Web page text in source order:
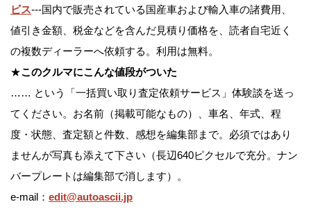
ビス---国内で販売されている国産車および輸入車の諸費用、
値引き金額、税金などを含んだ見積り価格を、読者自宅近く
の複数ディーラーへ依頼する。利用は無料。
★このクルマにこんな値段がついた
…… という「一括買い取り査定依頼サービス」体験談を送っ
てください。お名前（掲載可能なもの）、車名、年式、程
度・状態、査定額と件数、感想を編集部まで。必須ではあり
ませんが写真も添えて下さい（長辺640ピクセルで充分。ナン
バープレートは編集部で消します）。
e-mail： edit@autoascii.jp